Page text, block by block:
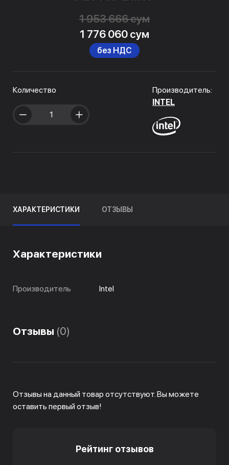
1 953 666 сум
1 776 060 сум
без НДС
Количество
Производитель:
INTEL
ХАРАКТЕРИСТИКИ ОТЗЫВЫ
Характеристики
Производитель Intel
Отзывы (0)
Отзывы на данный товар отсутствуют. Вы можете
оставить первый отзыв!
Рейтинг отзывов